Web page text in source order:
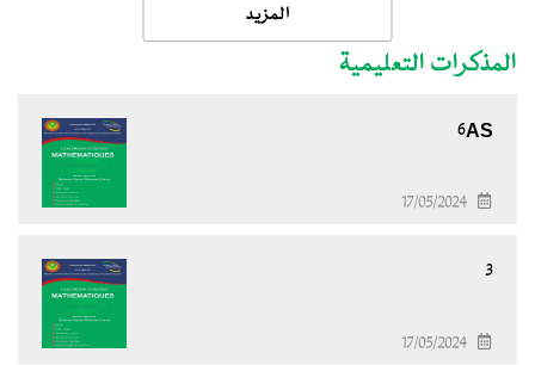
المزيد
المذكرات التعليمية
6AS
17/05/2024
3
17/05/2024